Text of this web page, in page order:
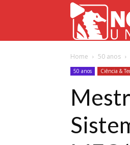
Home 50 anos
50 anos Ciência &